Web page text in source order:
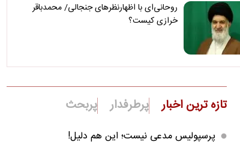
روحانی‌ای با اظهارنظرهای جنجالی/ محمدباقر
خرازی کیست؟
تازه ترین اخبار پرطرفدار پربحث
پرسپولیس مدعی نیست؛ این هم دلیل!